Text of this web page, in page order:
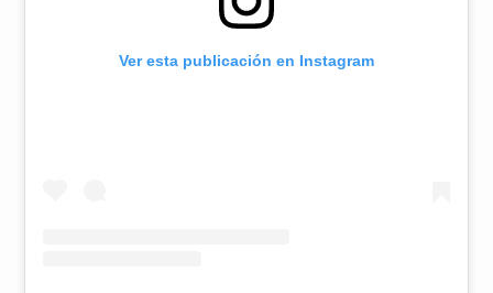
Ver esta publicación en Instagram